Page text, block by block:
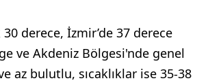
30 derece, İzmir’de 37 derece
ve Akdeniz Bölgesi'nde genel
az bulutlu, sıcaklıklar ise 35-38